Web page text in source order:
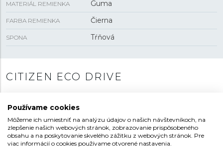
MATERIÁL REMIENKA Guma
FARBA REMIENKA Čierna
SPONA Tŕňová
CITIZEN ECO DRIVE
využiť akýkoľvek svetelný zdroj na napájanie hodín a
tým zabezpečia ich nepretržitú prevádzku bez potreby
meniť batériu. Sú tak vždy pripravené, pretože na jedno
nabitie vydržia fungovať niekoľko mesiacov v tme.
Solárne panely umiestnené pod číselníkom alebo po
Používame cookies
Môžeme ich umiestniť na analýzu údajov o našich návštevníkoch, na
zlepšenie našich webových stránok, zobrazovanie prispôsobeného
obsahu a na poskytovanie skvelého zážitku z webových stránok. Pre
viac informácií o cookies používame otvorené nastavenia.